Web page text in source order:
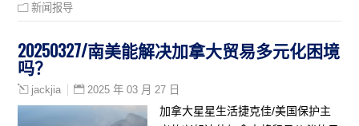
新闻报导
20250327/南美能解决加拿大贸易多元化困境
吗？
jackjia 2025 年 03 月 27 日
加拿大星星生活捷克佳/美国保护主